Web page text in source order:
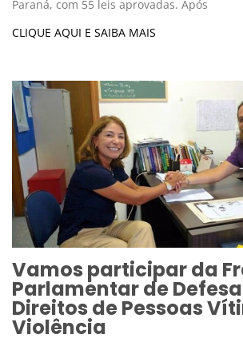
Paraná, com 55 leis aprovadas. Após
CLIQUE AQUI E SAIBA MAIS
Vamos participar da
Parlamentar de
Direitos de Pessoas
Violência